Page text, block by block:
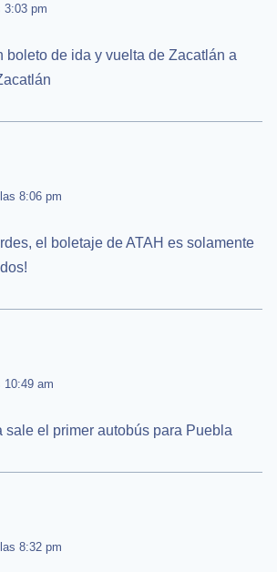
3:03 pm
boleto de ida y vuelta de Zacatlán a
8:06 pm
el boletaje de ATAH es solamente
10:49 am
sale el primer autobús para Puebla
8:32 pm